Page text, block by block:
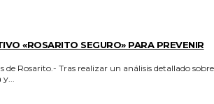
«ROSARITO SEGURO» PARA PREVENIR